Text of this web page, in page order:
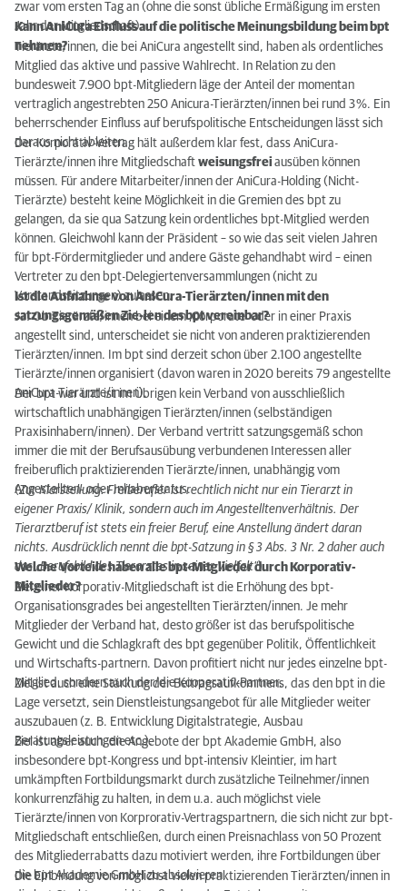
zwar vom ersten Tag an (ohne die sonst übliche Ermäßigung im ersten
Jahr der Mitgliedschaft).
Kann AniCura Einfluss auf die politische Meinungsbildung beim bpt
nehmen?
Tierärzte/innen, die bei AniCura angestellt sind, haben als ordentliches
Mitglied das aktive und passive Wahlrecht. In Relation zu den
bundesweit 7.900 bpt-Mitgliedern läge der Anteil der momentan
vertraglich angestrebten 250 Anicura-Tierärzten/innen bei rund 3 %. Ein
beherrschender Einfluss auf berufspolitische Entscheidungen lässt sich
daraus nicht ableiten.
Der Korporativ-Vertrag hält außerdem klar fest, dass AniCura-
Tierärzte/innen ihre Mitgliedschaft weisungsfrei ausüben können
müssen. Für andere Mitarbeiter/innen der AniCura-Holding (Nicht-
Tierärzte) besteht keine Möglichkeit in die Gremien des bpt zu
gelangen, da sie qua Satzung kein ordentliches bpt-Mitglied werden
können. Gleichwohl kann der Präsident – so wie das seit vielen Jahren
für bpt-Fördermitglieder und andere Gäste gehandhabt wird – einen
Vertreter zu den bpt-Delegiertenversammlungen (nicht zu
Vorstandssitzungen) zulassen.
Ist die Aufnahme von AniCura-Tierärzten/innen mit den
satzungsgemäßen Zie-len des bpt vereinbar?
Ja! Ob Tierärzte/innen bei einem ‚Corporate’ oder in einer Praxis
angestellt sind, unterscheidet sie nicht von anderen praktizierenden
Tierärzten/innen. Im bpt sind derzeit schon über 2.100 angestellte
Tierärzte/innen organisiert (davon waren in 2020 bereits 79 angestellte
AniCura-Tierärzte/innen).
Der bpt war und ist im Übrigen kein Verband von ausschließlich
wirtschaftlich unabhängigen Tierärzten/innen (selbständigen
Praxisinhabern/innen). Der Verband vertritt satzungsgemäß schon
immer die mit der Berufsausübung verbundenen Interessen aller
freiberuflich praktizierenden Tierärzte/innen, unabhängig vom
Angestellten- oder Inhaberstatus.
(Zur Klarstellung: Freiberufler ist rechtlich nicht nur ein Tierarzt in
eigener Praxis/ Klinik, sondern auch im Angestelltenverhältnis. Der
Tierarztberuf ist stets ein freier Beruf, eine Anstellung ändert daran
nichts. Ausdrücklich nennt die bpt-Satzung in § 3 Abs. 3 Nr. 2 daher auch
das „Berufsbild des Tierarztes in seiner Vielfalt“).
Welche Vorteile haben alle bpt-Mitglieder durch Korporativ-
Mitglieder?
Ziel einer Korporativ-Mitgliedschaft ist die Erhöhung des bpt-
Organisationsgrades bei angestellten Tierärzten/innen. Je mehr
Mitglieder der Verband hat, desto größer ist das berufspolitische
Gewicht und die Schlagkraft des bpt gegenüber Politik, Öffentlichkeit
und Wirtschafts-partnern. Davon profitiert nicht nur jedes einzelne bpt-
Mitglied, sondern auch der/die Kooperativ-Partner.
Ziel ist auch eine Stärkung der Beitragsaufkommens, das den bpt in die
Lage versetzt, sein Dienstleistungsangebot für alle Mitglieder weiter
auszubauen (z. B. Entwicklung Digitalstrategie, Ausbau
Beratungsleistungen etc.).
Ziel ist aber auch, die Angebote der bpt Akademie GmbH, also
insbesondere bpt-Kongress und bpt-intensiv Kleintier, im hart
umkämpften Fortbildungsmarkt durch zusätzliche Teilnehmer/innen
konkurrenzfähig zu halten, in dem u.a. auch möglichst viele
Tierärzte/innen von Korprorativ-Vertragspartnern, die sich nicht zur bpt-
Mitgliedschaft entschließen, durch einen Preisnachlass von 50 Prozent
des Mitgliederrabatts dazu motiviert werden, ihre Fortbildungen über
die bpt Akademie GmbH zu absolvieren.
Die Einbindung von möglichst vielen praktizierenden Tierärzten/innen in